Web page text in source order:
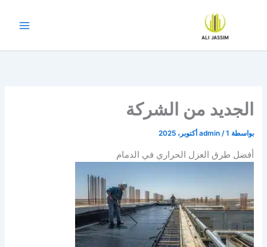
الجديد من الشركة
بواسطة admin /1 أكتوبر، 2025
أفضل طرق العزل الحراري في الدمام